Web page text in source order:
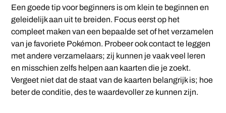
Een goede tip voor beginners is om klein te beginnen en
geleidelijk aan uit te breiden. Focus eerst op het
compleet maken van een bepaalde set of het verzamelen
van je favoriete Pokémon. Probeer ook contact te leggen
met andere verzamelaars; zij kunnen je vaak veel leren
en misschien zelfs helpen aan kaarten die je zoekt.
Vergeet niet dat de staat van de kaarten belangrijk is; hoe
beter de conditie, des te waardevoller ze kunnen zijn.